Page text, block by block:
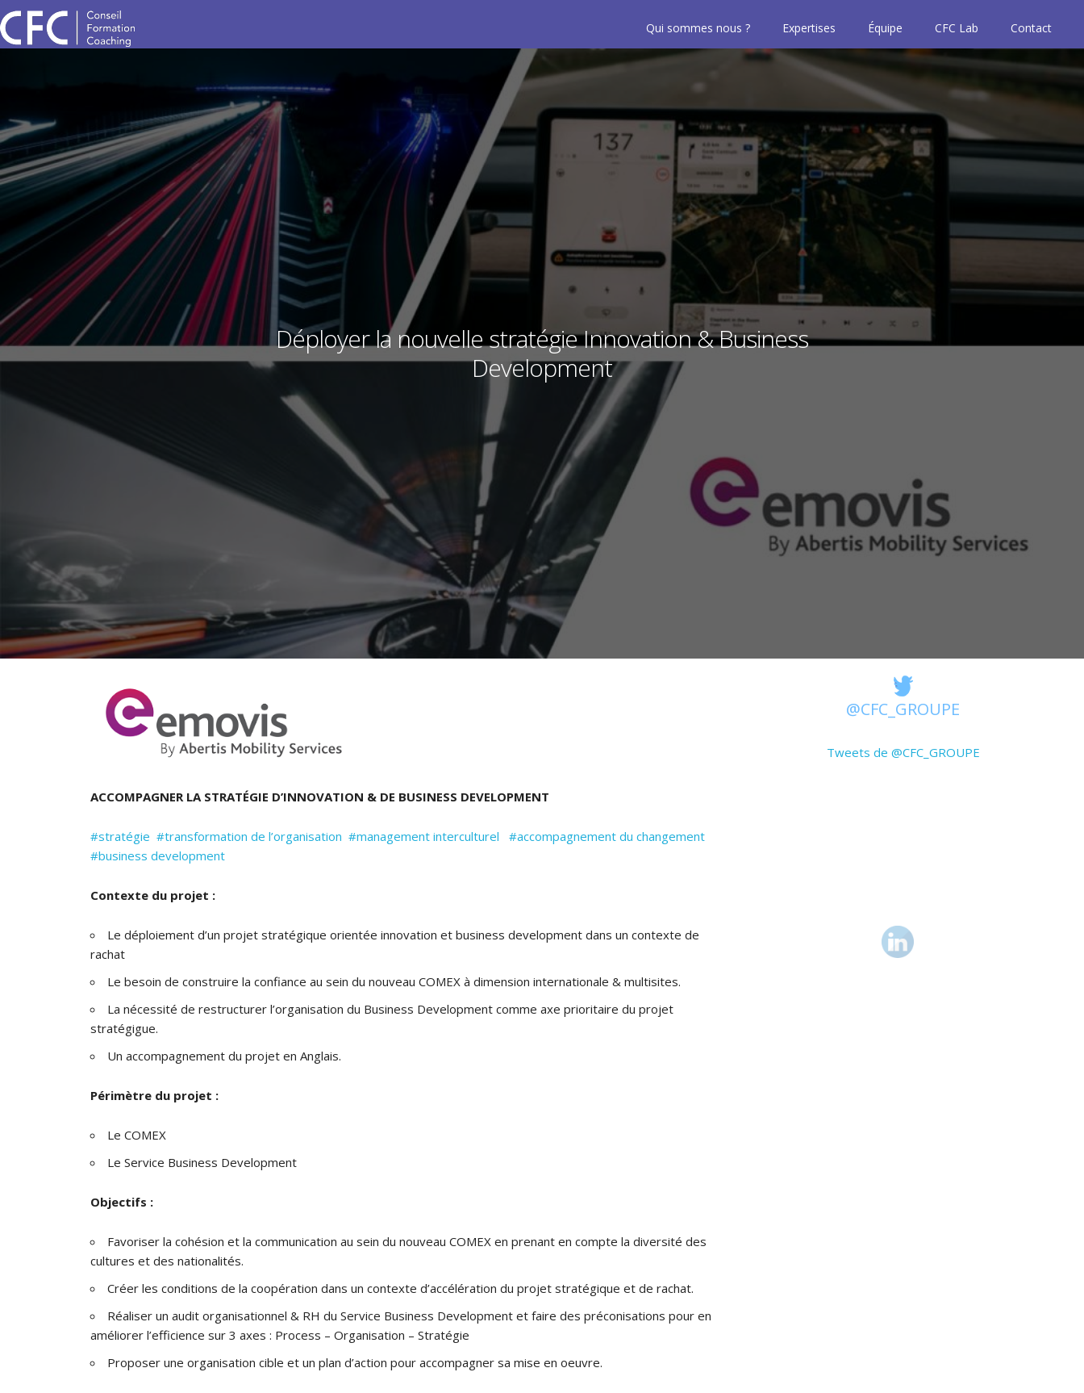
Qui sommes nous ? Expertises Équipe CFC Lab Contact
Déployer la nouvelle stratégie Innovation & Business
Development
ACCOMPAGNER LA STRATÉGIE D’INNOVATION & DE BUSINESS DEVELOPMENT
#stratégie #transformation de l’organisation #management interculturel
#accompagnement du changement
#business development
Contexte du projet :
Le déploiement d’un projet stratégique orientée innovation et business development dans un contexte de
rachat
Le besoin de construire la confiance au sein du nouveau COMEX à dimension internationale & multisites.
La nécessité de restructurer l’organisation du Business Development comme axe prioritaire du projet
stratégigue.
Un accompagnement du projet en Anglais.
Périmètre du projet :
Le COMEX
Le Service Business Development
Objectifs :
Favoriser la cohésion et la communication au sein du nouveau COMEX en prenant en compte la diversité des
cultures et des nationalités.
Créer les conditions de la coopération dans un contexte d’accélération du projet stratégique et de rachat.
Réaliser un audit organisationnel & RH du Service Business Development et faire des préconisations pour en
améliorer l’efficience sur 3 axes : Process – Organisation – Stratégie
Proposer une organisation cible et un plan d’action pour accompagner sa mise en oeuvre.
@CFC_GROUPE
Tweets de @CFC_GROUPE